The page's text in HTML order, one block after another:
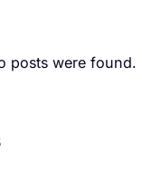
posts were found.